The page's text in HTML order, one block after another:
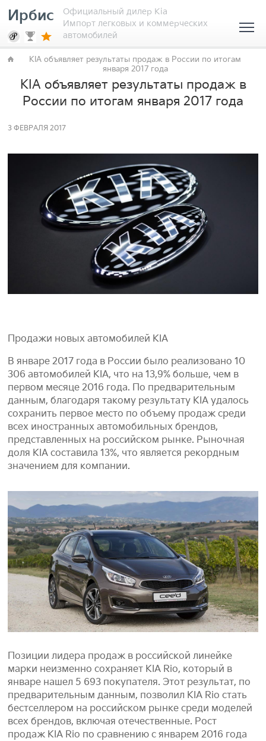
Ирбис
Официальный дилер Kia
Импорт легковых и коммерческих
автомобилей
KIA объявляет результаты продаж в России по итогам
января 2017 года
KIA объявляет результаты продаж в
России по итогам января 2017 года
3 ФЕВРАЛЯ 2017
Продажи новых автомобилей KIA
В январе 2017 года в России было реализовано 10
306 автомобилей KIA, что на 13,9% больше, чем в
первом месяце 2016 года. По предварительным
данным, благодаря такому результату KIA удалось
сохранить первое место по объему продаж среди
всех иностранных автомобильных брендов,
представленных на российском рынке. Рыночная
доля KIA составила 13%, что является рекордным
значением для компании.
Позиции лидера продаж в российской линейке
марки неизменно сохраняет KIA Rio, который в
январе нашел 5 693 покупателя. Этот результат, по
предварительным данным, позволил KIA Rio стать
бестселлером на российском рынке среди моделей
всех брендов, включая отечественные. Рост
продаж KIA Rio по сравнению с январем 2016 года